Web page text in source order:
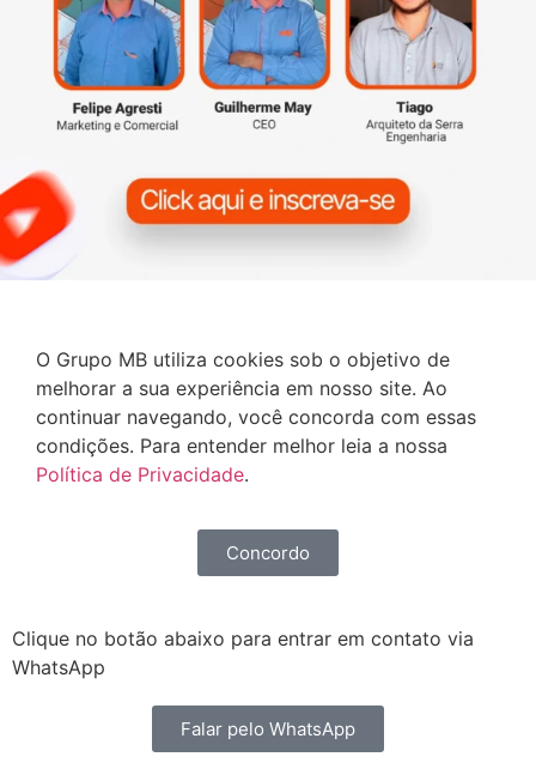
O Grupo MB utiliza cookies sob o objetivo de
melhorar a sua experiência em nosso site. Ao
continuar navegando, você concorda com essas
condições. Para entender melhor leia a nossa
Política de Privacidade.
Concordo
Clique no botão abaixo para entrar em contato via
WhatsApp
Falar pelo WhatsApp